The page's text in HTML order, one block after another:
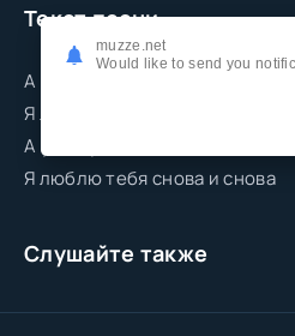
Текст песни
А у нас уже всё ништяк давай
Я люблю тебя снова и снова
А у нас уже всё ништяк давай
Я люблю тебя снова и снова
Слушайте также
muzze.net
Would like to send you